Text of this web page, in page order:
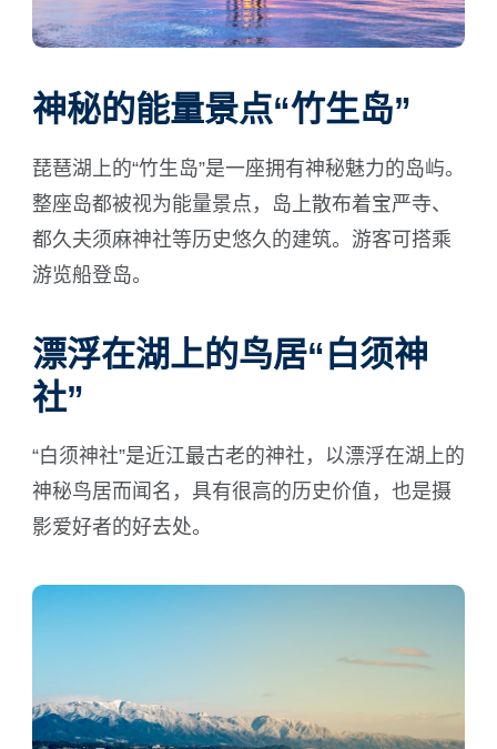
神秘的能量景点“竹生岛”
琵琶湖上的“竹生岛”是一座拥有神秘魅力的岛屿。
整座岛都被视为能量景点，岛上散布着宝严寺、
都久夫须麻神社等历史悠久的建筑。游客可搭乘
游览船登岛。
漂浮在湖上的鸟居“白须神
社”
“白须神社”是近江最古老的神社，以漂浮在湖上的
神秘鸟居而闻名，具有很高的历史价值，也是摄
影爱好者的好去处。